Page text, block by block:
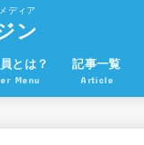
ディア
ン
とは？
Menu
記事一覧
Article